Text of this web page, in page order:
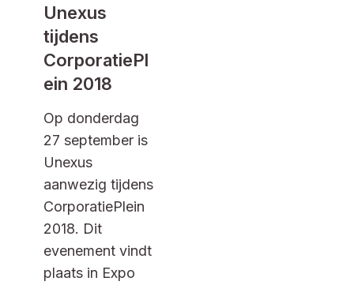
Unexus
tijdens
CorporatiePl
ein 2018
Op donderdag
27 september is
Unexus
aanwezig tijdens
CorporatiePlein
2018. Dit
evenement vindt
plaats in Expo